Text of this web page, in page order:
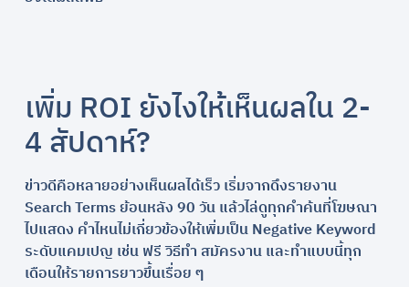
เพิ่ม ROI ยังไงให้เห็นผลใน 2-
4 สัปดาห์?
ข่าวดีคือหลายอย่างเห็นผลได้เร็ว เริ่มจากดึงรายงาน
Search Terms ย้อนหลัง 90 วัน แล้วไล่ดูทุกคำค้นที่โฆษณา
ไปแสดง คำไหนไม่เกี่ยวข้องให้เพิ่มเป็น Negative Keyword
ระดับแคมเปญ เช่น ฟรี วิธีทำ สมัครงาน และทำแบบนี้ทุก
เดือนให้รายการยาวขึ้นเรื่อย ๆ